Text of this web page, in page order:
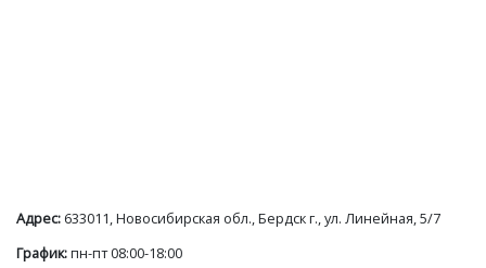
Адрес: 633011, Новосибирская обл., Бердск г., ул. Линейная, 5/7
График:пн-пт 08:00-18:00